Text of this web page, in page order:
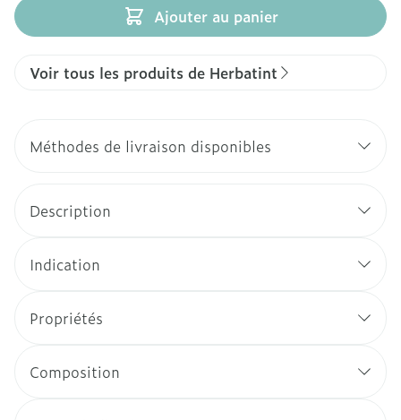
Ajouter au panier
Voir tous les produits de Herbatint
Méthodes de livraison disponibles
Description
Indication
Propriétés
Composition